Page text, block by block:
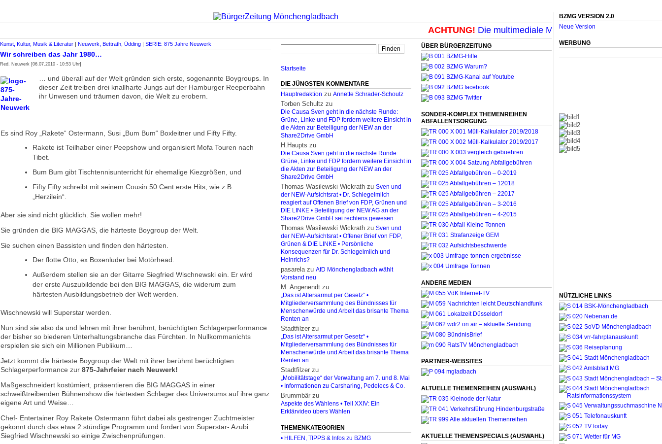
ACHTUNG!Die multimediale Mit-Mach-Zeitung für
Kunst, Kultur, Musik & Literatur | Neuwerk, Bettrath, Üdding | SERIE: 875 Jahre Neuwerk
Wir schreiben das Jahr 1980…
Red. Neuwerk [06.07.2010 - 10:53 Uhr]
… und überall auf der Welt gründen sich erste, sogenannte Boygroups. In
dieser Zeit treiben drei knallharte Jungs auf der Hamburger Reeperbahn
ihr Unwesen und träumen davon, die Welt zu erobern.
Es sind Roy „Rakete“ Ostermann, Susi „Bum Bum“ Boxleitner und Fifty Fifty.
Rakete ist Teilhaber einer Peepshow und organisiert Mofa Touren nach
Tibet.
Bum Bum gibt Tischtennisunterricht für ehemalige Kiezgrößen, und
Fifty Fifty schreibt mit seinem Cousin 50 Cent erste Hits, wie z.B.
„Herzilein“.
Aber sie sind nicht glücklich. Sie wollen mehr!
Sie gründen die BIG MAGGAS, die härteste Boygroup der Welt.
Sie suchen einen Bassisten und finden den härtesten.
Der flotte Otto, ex Boxenluder bei Motörhead.
Außerdem stellen sie an der Gitarre Siegfried Wischnewski ein. Er wird
der erste Auszubildende bei den BIG MAGGAS, die widerum zum
härtesten Ausbildungsbetrieb der Welt werden.
Wischnewski will Superstar werden.
Nun sind sie also da und lehren mit ihrer berühmt, berüchtigten Schlagerperformance
der bisher so biederen Unterhaltungsbranche das Fürchten. In Nullkommanichts
erspielen sie sich ein Millionen Publikum…
Jetzt kommt die härteste Boygroup der Welt mit ihrer berühmt berüchtigten
Schlagerperformance zur 875-Jahrfeier nach Neuwerk!
Maßgeschneidert kostümiert, präsentieren die BIG MAGGAS in einer
schweißtreibenden Bühnenshow die härtesten Schlager des Universums auf ihre ganz
eigene Art und Weise…
Chef- Entertainer Roy Rakete Ostermann führt dabei als gestrenger Zuchtmeister
gekonnt durch das etwa 2 stündige Programm und fordert von Superstar- Azubi
Siegfried Wischnewski so einige Zwischenprüfungen.
Startseite
DIE JÜNGSTEN KOMMENTARE
Hauptredaktion zu Annette Schrader-Schoutz
Torben Schultz zu
Die Causa Sven geht in die nächste Runde:
Grüne, Linke und FDP fordern weitere Einsicht in
die Akten zur Beteiligung der NEW an der
Share2Drive GmbH
H.Haupts zu
Die Causa Sven geht in die nächste Runde:
Grüne, Linke und FDP fordern weitere Einsicht in
die Akten zur Beteiligung der NEW an der
Share2Drive GmbH
Thomas Wasilewski Wickrath zu Sven und
der NEW-Aufsichtsrat • Dr. Schlegelmilch
reagiert auf Offenen Brief von FDP, Grünen und
DIE LINKE • Beteiligung der NEW AG an der
Share2Drive GmbH sei rechtens gewesen
Thomas Wasilewski Wickrath zu Sven und
der NEW-Aufsichtsrat • Offener Brief von FDP,
Grünen & DIE LINKE • Persönliche
Konsequenzen für Dr. Schlegelmilch und
Heinrichs?
pasarelazu AfD Mönchengladbach wählt
Vorstand neu
M. Angenendt zu
„Das ist Altersarmut per Gesetz“ •
Mitgliederversammlung des Bündnisses für
Menschenwürde und Arbeit das brisante Thema
Renten an
Stadtfilzer zu
„Das ist Altersarmut per Gesetz“ •
Mitgliederversammlung des Bündnisses für
Menschenwürde und Arbeit das brisante Thema
Renten an
Stadtfilzer zu
„Mobilitätstage“ der Verwaltung am 7. und 8. Mai
• Informationen zu Carsharing, Pedelecs & Co.
Brummbär zu
Aspekte des Wählens • Teil XXIV: Ein
Erklärvideo übers Wählen
THEMENKATEGORIEN
• HILFEN, TIPPS & Infos zu BZMG
ÜBER BÜRGERZEITUNG
SONDER-KOMPLEX THEMENREIHEN
ABFALLENTSORGUNG
ANDERE MEDIEN
PARTNER-WEBSITES
ALTUELLE THEMENREIHEN (AUSWAHL)
AKTUELLE THEMENSPECIALS (AUSWAHL)
BZMG VERSION 2.0
Neue Version
WERBUNG
NÜTZLICHE LINKS